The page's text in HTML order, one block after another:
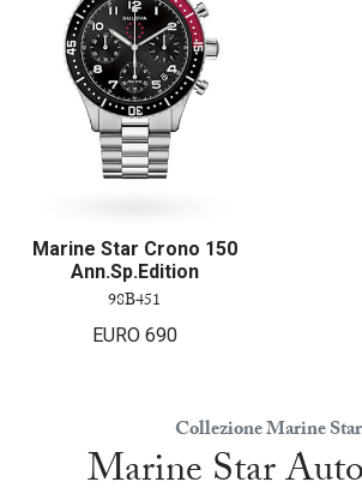
Marine Star Crono 150
Ann.Sp.Edition
98B451
EURO 690
Collezione Marine Star
Marine Star